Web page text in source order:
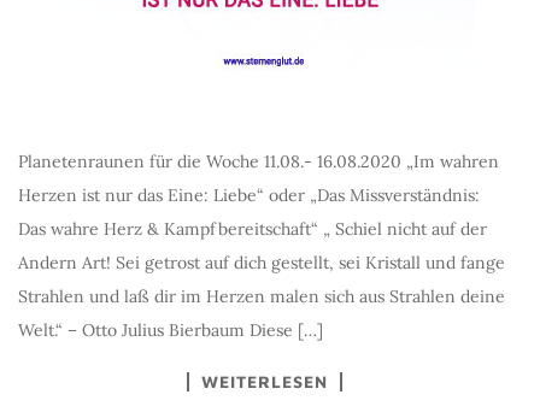
Planetenraunen für die Woche 11.08.- 16.08.2020 „Im wahren
Herzen ist nur das Eine: Liebe“ oder „Das Missverständnis:
Das wahre Herz & Kampfbereitschaft“ „ Schiel nicht auf der
Andern Art! Sei getrost auf dich gestellt, sei Kristall und fange
Strahlen und laß dir im Herzen malen sich aus Strahlen deine
Welt.“ – Otto Julius Bierbaum Diese […]
WEITERLESEN